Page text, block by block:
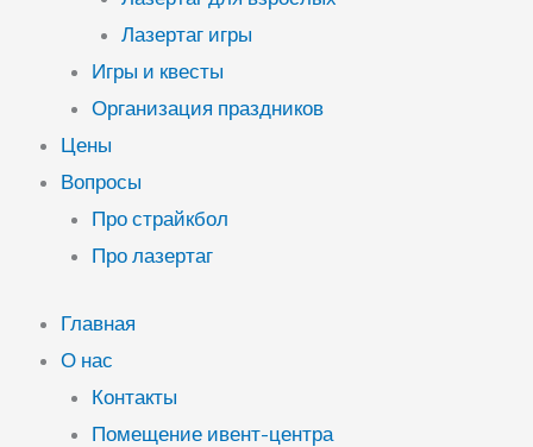
Лазертаг игры
Игры и квесты
Организация праздников
Цены
Вопросы
Про страйкбол
Про лазертаг
Главная
О нас
Контакты
Помещение ивент-центра